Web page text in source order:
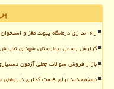
راه اندازی درمانگاه پیوند مغز و
گزارش رسمی بیمارستان شهدای
بازار فروش سوالات جعلی آزمون دستیاری کلاهبرداری ۲۵۰
نسخه جدید برای قیمت گذاری داروهای